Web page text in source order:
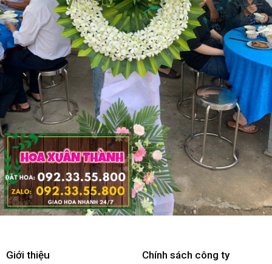
Giới thiệu Chính sách công ty